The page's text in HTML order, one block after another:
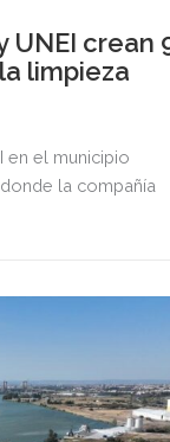
UNEI crean
limpieza
en el municipio
la compañía